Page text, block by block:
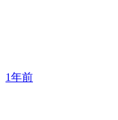
1年前